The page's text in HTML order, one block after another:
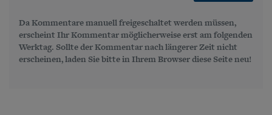
Da Kommentare manuell freigeschaltet werden müssen,
erscheint Ihr Kommentar möglicherweise erst am folgenden
Werktag. Sollte der Kommentar nach längerer Zeit nicht
erscheinen, laden Sie bitte in Ihrem Browser diese Seite neu!